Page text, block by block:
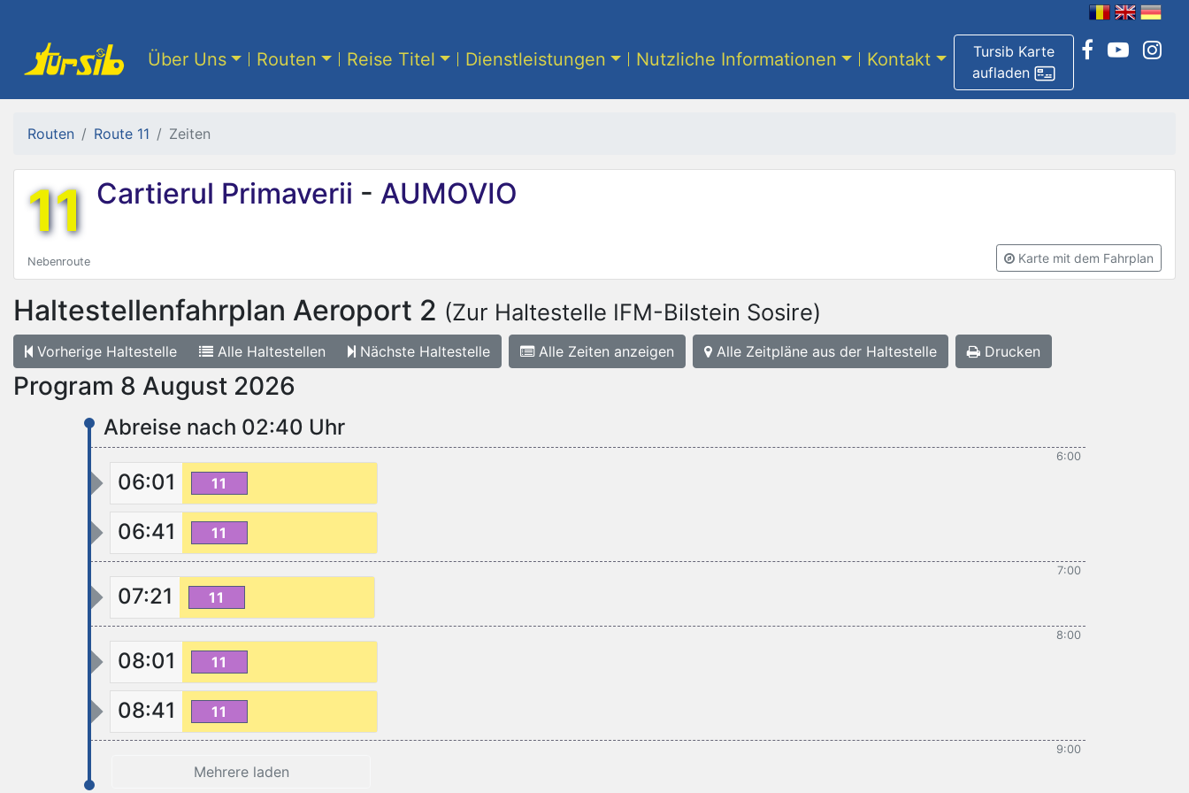
Tursib Karte
aufladen
Über Uns Routen Reise Titel Dienstleistungen Nutzliche Informationen Kontakt
Routen Route 11 Zeiten
11 Cartierul Primaverii - AUMOVIO
Nebenroute Karte mit dem Fahrplan
Haltestellenfahrplan Aeroport 2 (Zur Haltestelle IFM-Bilstein Sosire)
Vorherige Haltestelle Alle Haltestellen Nächste Haltestelle Alle Zeiten anzeigen Alle Zeitpläne aus der Haltestelle Drucken
Program 8 August 2026
Abreise nach 02:40 Uhr
6:00
06:01 11
06:41 11
7:00
07:21 11
8:00
08:01 11
08:41 11
9:00
Mehrere laden